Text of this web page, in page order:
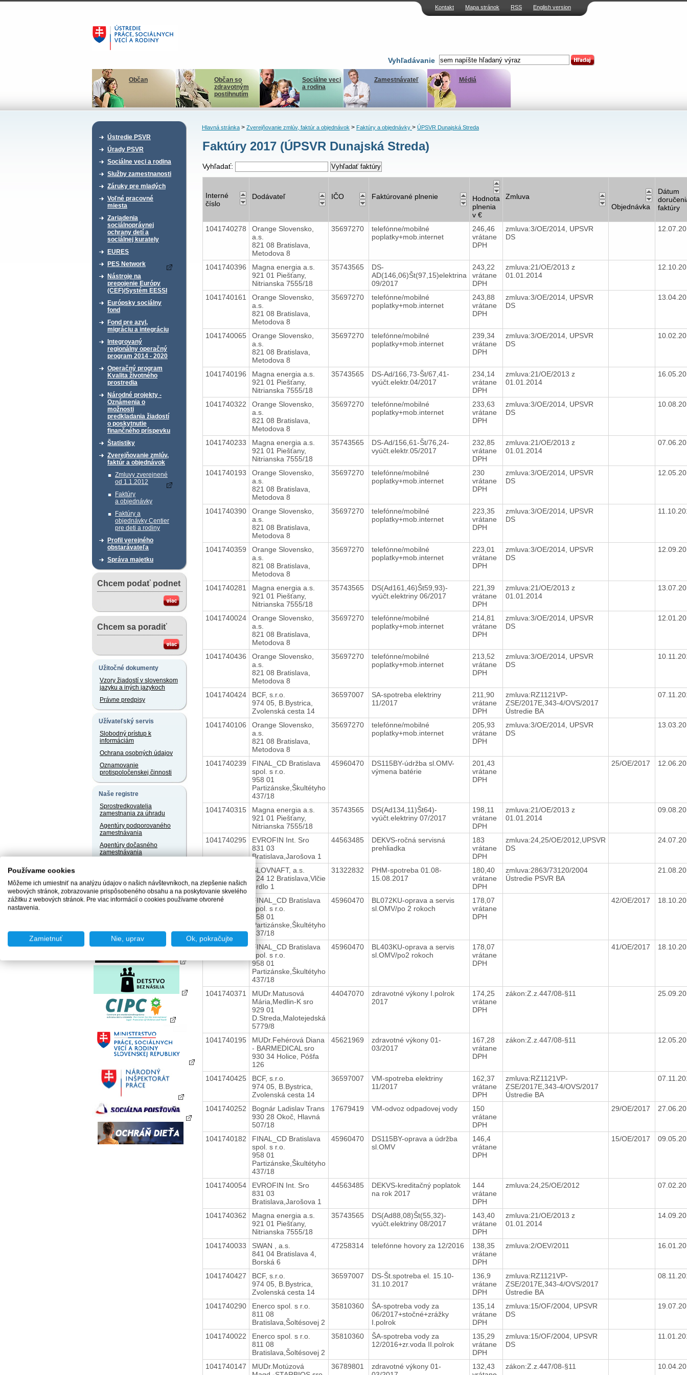
Kontakt Mapa stránok RSS English version
Vyhľadávanie
Občan
Občan so
zdravotným
postihnutím
Sociálne veci
a rodina
Zamestnávateľ Médiá
Ústredie PSVR
Úrady PSVR
Sociálne veci a rodina
Služby zamestnanosti
Záruky pre mladých
Voľné pracovné
miesta
Zariadenia
sociálnoprávnej
ochrany detí a
sociálnej kurately
EURES
PES Network
Nástroje na
prepojenie Európy
(CEF)/Systém EESSI
Európsky sociálny
fond
Fond pre azyl,
migráciu a integráciu
Integrovaný
regionálny operačný
program 2014 - 2020
Operačný program
Kvalita životného
prostredia
Národné projekty -
Oznámenia o
možnosti
predkladania žiadostí
o poskytnutie
finančného príspevku
Štatistiky
Zverejňovanie zmlúv,
faktúr a objednávok
Zmluvy zverejnené
od 1.1.2012
Faktúry
a objednávky
Faktúry a
objednávky Centier
pre deti a rodiny
Profil verejného
obstarávateľa
Správa majetku
Chcem podať podnet
Chcem sa poradiť
Užitočné dokumenty
Vzory žiadostí v slovenskom
jazyku a iných jazykoch
Právne predpisy
Užívateľský servis
Slobodný prístup k
informáciám
Ochrana osobných údajov
Oznamovanie
protispoločenskej činnosti
Naše registre
Sprostredkovatelia
zamestnania za úhradu
Agentúry podporovaného
zamestnávania
Agentúry dočasného
zamestnávania
chránené pracoviská
Hlavná stránka> Zverejňovanie zmlúv, faktúr a objednávok> Faktúry a objednávky > ÚPSVR Dunajská Streda
Faktúry 2017 (ÚPSVR Dunajská Streda)
Vyhľadať:
Interné
číslo
Dodávateľ IČO Faktúrované plnenie
Hodnota
plnenia
v €
Zmluva
Objednávka
Dátum
faktúry
1041740278
Orange Slovensko,
a.s.
821 08 Bratislava,
Metodova 8
35697270
telefónne/mobilné
poplatky+mob.internet
246,46
vrátane
DPH
zmluva:3/OE/2014, UPSVR
DS
1041740396
Magna energia a.s.
921 01 Piešťany,
Nitrianska 7555/18
35743565
DS-
AD(146,06)Št(97,15)elektrina
09/2017
243,22
vrátane
DPH
zmluva:21/OE/2013 z
01.01.2014
1041740161
Orange Slovensko,
a.s.
821 08 Bratislava,
Metodova 8
35697270
telefónne/mobilné
poplatky+mob.internet
243,88
vrátane
DPH
zmluva:3/OE/2014, UPSVR
DS
1041740065
Orange Slovensko,
a.s.
821 08 Bratislava,
Metodova 8
35697270
telefónne/mobilné
poplatky+mob.internet
239,34
vrátane
DPH
zmluva:3/OE/2014, UPSVR
DS
1041740196
Magna energia a.s.
921 01 Piešťany,
Nitrianska 7555/18
35743565
DS-Ad/166,73-Št/67,41-
vyúčt.elektr.04/2017
234,14
vrátane
DPH
zmluva:21/OE/2013 z
01.01.2014
1041740322
Orange Slovensko,
a.s.
821 08 Bratislava,
Metodova 8
35697270
telefónne/mobilné
poplatky+mob.internet
233,63
vrátane
DPH
zmluva:3/OE/2014, UPSVR
DS
1041740233
Magna energia a.s.
921 01 Piešťany,
Nitrianska 7555/18
35743565
DS-Ad/156,61-Št/76,24-
vyúčt.elektr.05/2017
232,85
vrátane
DPH
zmluva:21/OE/2013 z
01.01.2014
1041740193
Orange Slovensko,
a.s.
821 08 Bratislava,
Metodova 8
35697270
telefónne/mobilné
poplatky+mob.internet
230
vrátane
DPH
zmluva:3/OE/2014, UPSVR
DS
1041740390
Orange Slovensko,
a.s.
821 08 Bratislava,
Metodova 8
35697270
telefónne/mobilné
poplatky+mob.internet
223,35
vrátane
DPH
zmluva:3/OE/2014, UPSVR
DS
1041740359
Orange Slovensko,
a.s.
821 08 Bratislava,
Metodova 8
35697270
telefónne/mobilné
poplatky+mob.internet
223,01
vrátane
DPH
zmluva:3/OE/2014, UPSVR
DS
1041740281
Magna energia a.s.
921 01 Piešťany,
Nitrianska 7555/18
35743565
DS(Ad161,46)Št59,93)-
vyúčt.elektriny 06/2017
221,39
vrátane
DPH
zmluva:21/OE/2013 z
01.01.2014
1041740024
Orange Slovensko,
a.s.
821 08 Bratislava,
Metodova 8
35697270
telefónne/mobilné
poplatky+mob.internet
214,81
vrátane
DPH
zmluva:3/OE/2014, UPSVR
DS
1041740436
Orange Slovensko,
a.s.
821 08 Bratislava,
Metodova 8
35697270
telefónne/mobilné
poplatky+mob.internet
213,52
vrátane
DPH
zmluva:3/OE/2014, UPSVR
DS
1041740424
BCF, s.r.o.
974 05, B.Bystrica,
Zvolenská cesta 14
36597007
SA-spotreba elektriny
11/2017
211,90
vrátane
DPH
zmluva:RZ1121VP-
ZSE/2017E,343-4/OVS/2017
Ústredie BA
1041740106
Orange Slovensko,
a.s.
821 08 Bratislava,
Metodova 8
35697270
telefónne/mobilné
poplatky+mob.internet
205,93
vrátane
DPH
zmluva:3/OE/2014, UPSVR
DS
1041740239
FINAL_CD Bratislava
spol. s r.o.
958 01
Partizánske,Škultétyho
437/18
45960470
DS115BY-údržba sl.OMV-
výmena batérie
201,43
vrátane
DPH
25/OE/2017
1041740315
Magna energia a.s.
921 01 Piešťany,
Nitrianska 7555/18
35743565
DS(Ad134,11)Št64)-
vyúčt.elektriny 07/2017
198,11
vrátane
DPH
zmluva:21/OE/2013 z
01.01.2014
1041740295
EVROFIN Int. Sro
831 03
Bratislava,Jarošova 1
44563485
DEKVS-ročná servisná
prehliadka
183
vrátane
DPH
zmluva:24,25/OE/2012,UPSVR
DS
SLOVNAFT, a.s.
824 12 Bratislava,Vlčie
hrdlo 1
31322832
PHM-spotreba 01.08-
15.08.2017
180,40
vrátane
DPH
zmluva:2863/73120/2004
Ústredie PSVR BA
1041740404
FINAL_CD Bratislava
spol. s r.o.
958 01
Partizánske,Škultétyho
437/18
45960470
BL072KU-oprava a servis
sl.OMV/po 2 rokoch
178,07
vrátane
DPH
42/OE/2017
1041740405
FINAL_CD Bratislava
spol. s r.o.
958 01
Partizánske,Škultétyho
437/18
45960470
BL403KU-oprava a servis
sl.OMV/po2 rokoch
178,07
vrátane
DPH
41/OE/2017
1041740371
MUDr.Matusová
Mária,Medlin-K sro
929 01
D.Streda,Malotejedská
5779/8
44047070
zdravotné výkony I.polrok
2017
174,25
vrátane
DPH
zákon:Z.z.447/08-§11
1041740195
MUDr.Fehérová Diana
- BARMEDICAL sro
930 34 Holice, Póšfa
126
45621969
zdravotné výkony 01-
03/2017
167,28
vrátane
DPH
zákon:Z.z.447/08-§11
1041740425
BCF, s.r.o.
974 05, B.Bystrica,
Zvolenská cesta 14
36597007
VM-spotreba elektriny
11/2017
162,37
vrátane
DPH
zmluva:RZ1121VP-
ZSE/2017E,343-4/OVS/2017
Ústredie BA
1041740252
Bognár Ladislav Trans
930 28 Okoč, Hlavná
507/18
17679419 VM-odvoz odpadovej vody
150
vrátane
DPH
29/OE/2017
1041740182
FINAL_CD Bratislava
spol. s r.o.
958 01
Partizánske,Škultétyho
437/18
45960470
DS115BY-oprava a údržba
sl.OMV
146,4
vrátane
DPH
15/OE/2017
1041740054
EVROFIN Int. Sro
831 03
Bratislava,Jarošova 1
44563485
DEKVS-kreditačný poplatok
na rok 2017
144
vrátane
DPH
zmluva:24,25/OE/2012
1041740362
Magna energia a.s.
921 01 Piešťany,
Nitrianska 7555/18
35743565
DS(Ad88,08)Št(55,32)-
vyúčt.elektriny 08/2017
143,40
vrátane
DPH
zmluva:21/OE/2013 z
01.01.2014
1041740033
SWAN , a.s.
841 04 Bratislava 4,
Borská 6
47258314 telefónne hovory za 12/2016
138,35
vrátane
DPH
zmluva:2/OEV/2011
1041740427
BCF, s.r.o.
974 05, B.Bystrica,
Zvolenská cesta 14
36597007
DS-Št.spotreba el. 15.10-
31.10.2017
136,9
vrátane
DPH
zmluva:RZ1121VP-
ZSE/2017E,343-4/OVS/2017
Ústredie BA
1041740290
Enerco spol. s r.o.
811 08
Bratislava,Šoltésovej 2
35810360
ŠA-spotreba vody za
06/2017+stočné+zrážky
I.polrok
135,14
vrátane
DPH
zmluva:15/OF/2004, UPSVR
DS
1041740022
Enerco spol. s r.o.
811 08
Bratislava,Šoltésovej 2
35810360
ŠA-spotreba vody za
12/2016+zr.voda II.polrok
135,29
vrátane
DPH
zmluva:15/OF/2004, UPSVR
DS
1041740147
MUDr.Motúzová
36789801
zdravotné výkony 01-
132,43
zákon:Z.z.447/08-§11
Používame cookies
Môžeme ich umiestniť na analýzu údajov o našich návštevníkoch, na zlepšenie našich
webových stránok, zobrazovanie prispôsobeného obsahu a na poskytovanie skvelého
zážitku z webových stránok. Pre viac informácií o cookies používame otvorené
nastavenia.
Zamietnuť Nie, uprav Ok, pokračujte